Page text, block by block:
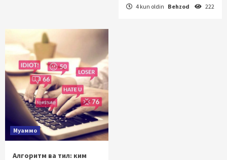
4 kun oldin Behzod 222
Муаммо
Алгоритм ва тил: ким